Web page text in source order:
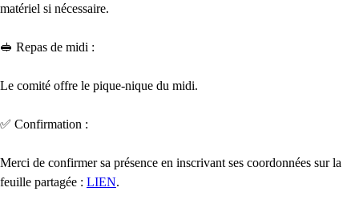
matériel si nécessaire.
🥪 Repas de midi :
Le comité offre le pique-nique du midi.
✅ Confirmation :
Merci de confirmer sa présence en inscrivant ses coordonnées sur la
feuille partagée : LIEN.